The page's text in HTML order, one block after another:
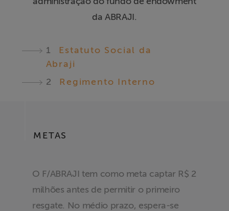
da ABRAJI.
1
Estatuto Social da
Abraji
2
Regimento Interno
METAS
O F/ABRAJI tem como meta captar R$ 2
milhões antes de permitir o primeiro
resgate. No médio prazo, espera-se